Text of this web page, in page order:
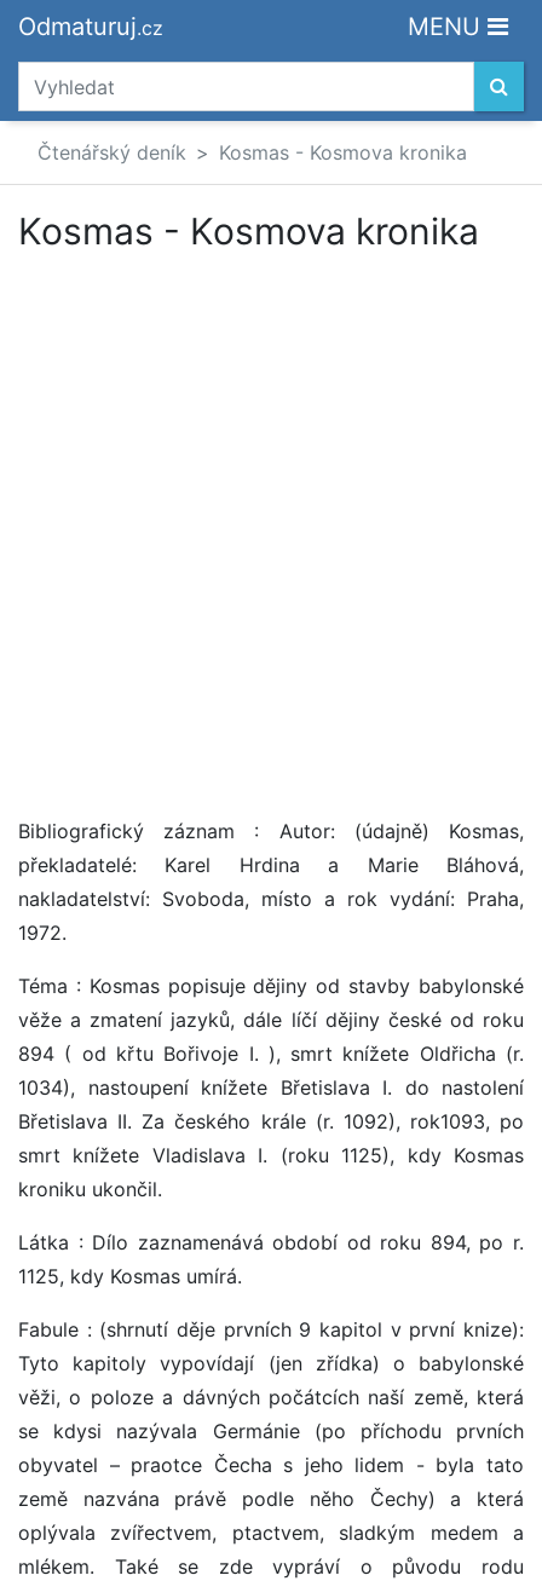
Odmaturuj.cz MENU
Čtenářský deník Kosmas - Kosmova kronika
Kosmas - Kosmova kronika
Bibliografický záznam : Autor: (údajně) Kosmas,
překladatelé: Karel Hrdina a Marie Bláhová,
nakladatelství: Svoboda, místo a rok vydání: Praha,
1972.
Téma : Kosmas popisuje dějiny od stavby babylonské
věže a zmatení jazyků, dále líčí dějiny české od roku
894 ( od křtu Bořivoje I. ), smrt knížete Oldřicha (r.
1034), nastoupení knížete Břetislava I. do nastolení
Břetislava II. Za českého krále (r. 1092), rok1093, po
smrt knížete Vladislava I. (roku 1125), kdy Kosmas
kroniku ukončil.
Látka : Dílo zaznamenává období od roku 894, po r.
1125, kdy Kosmas umírá.
Fabule : (shrnutí děje prvních 9 kapitol v první knize):
Tyto kapitoly vypovídají (jen zřídka) o babylonské
věži, o poloze a dávných počátcích naší země, která
se kdysi nazývala Germánie (po příchodu prvních
obyvatel – praotce Čecha s jeho lidem - byla tato
země nazvána právě podle něho Čechy) a která
oplývala zvířectvem, ptactvem, sladkým medem a
mlékem. Také se zde vypráví o původu rodu